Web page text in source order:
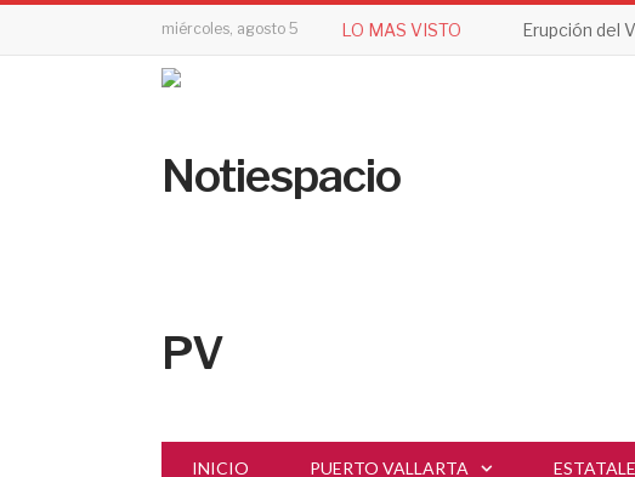
miércoles, agosto 5 LO MAS VISTO
INICIO PUERTO VALLARTA